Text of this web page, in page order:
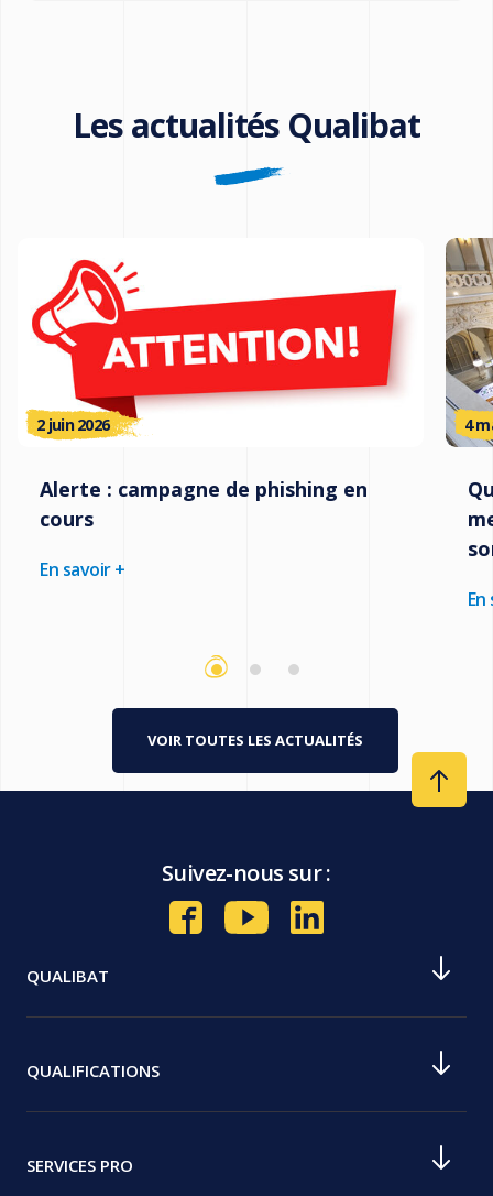
Les actualités Qualibat
2 juin 2026
Alerte : campagne de phishing en
cours
En savoir +
4
VOIR TOUTES LES ACTUALITÉS
QUALIBAT
Notre mission
Nos valeurs
QUALIFICATIONS
Comment devenir Qualibat RGE
SERVICES PRO
Suivez-nous sur :